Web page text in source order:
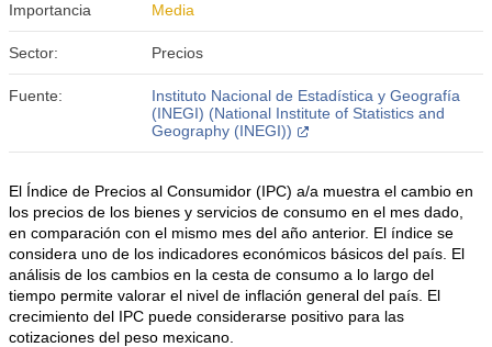
Importancia Media
Sector: Precios
Fuente:
Instituto Nacional de Estadística y Geografía
(INEGI) (National Institute of Statistics and
Geography (INEGI))
El Índice de Precios al Consumidor (IPC) a/a muestra el cambio en
los precios de los bienes y servicios de consumo en el mes dado,
en comparación con el mismo mes del año anterior. El índice se
considera uno de los indicadores económicos básicos del país. El
análisis de los cambios en la cesta de consumo a lo largo del
tiempo permite valorar el nivel de inflación general del país. El
crecimiento del IPC puede considerarse positivo para las
cotizaciones del peso mexicano.